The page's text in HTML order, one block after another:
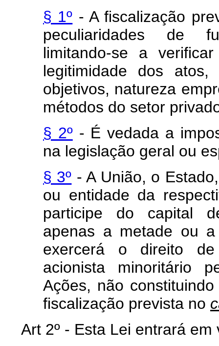
§ 1º - A fiscalização
peculiaridades de
limitando-se a
legitimidade dos
objetivos, natureza
métodos do setor
§ 2º- É vedada a
na legislação geral ou
§ 3º - A União, o
ou entidade da
participe do capital
apenas a metade ou
exercerá o direito de
acionista minoritário
Ações, não
fiscalização prevista no
Art 2º - Esta Lei entrará